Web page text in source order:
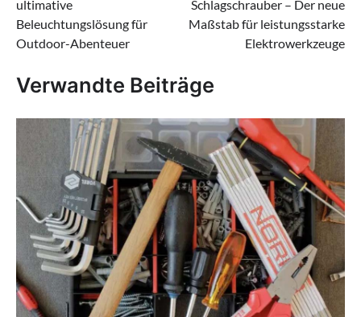
ultimative
Beleuchtungslösung für
Outdoor-Abenteuer
Schlagschrauber – Der neue
Maßstab für leistungsstarke
Elektrowerkzeuge
Verwandte Beiträge